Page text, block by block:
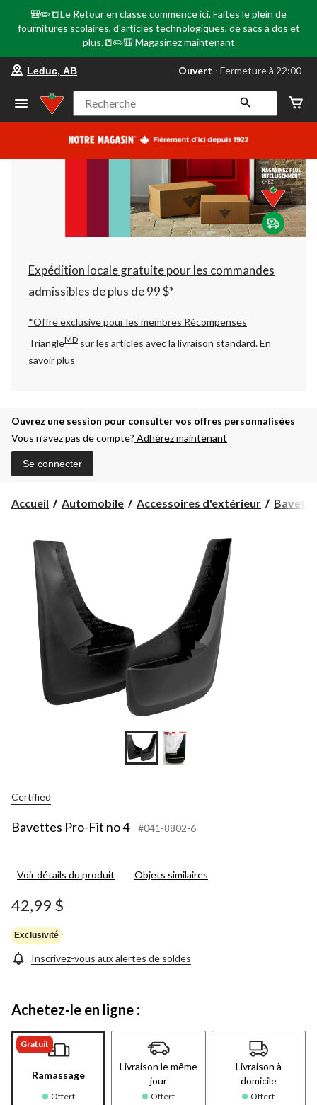
🎒✏️📒Le Retour en classe commence ici. Faites le plein de
fournitures scolaires, d'articles technologiques, de sacs à dos et
plus.📒✏️🎒 Magasinez maintenant
votre
préféré
Leduc,
AB,
courament
Fermeture
à
22:00
cliquer
pour
changer
Leduc, AB Ouvert ⋅ Fermeture à 22:00
Recherche
Expédition locale gratuite pour les commandes
admissibles de plus de 99 $*
*Offre exclusive pour les membres Récompenses
TriangleMD sur les articles avec la livraison standard.En
savoir plus
Ouvrez une session pour consulter vos offres personnalisées
Vous n’avez pas de compte? Adhérez maintenant
Se connecter
Accueil Automobile Accessoires d'extérieur
Certified
Bavettes Pro-Fit no 4 #041-8802-6
Voir détails du produit Objets similaires
42,99 $
Exclusivité
Inscrivez-vous aux alertes de soldes
Achetez-le en ligne :
Gratuit
Ramassage
Offert
Livraison le même
jour
Offert
Livraison à
domicile
Offert